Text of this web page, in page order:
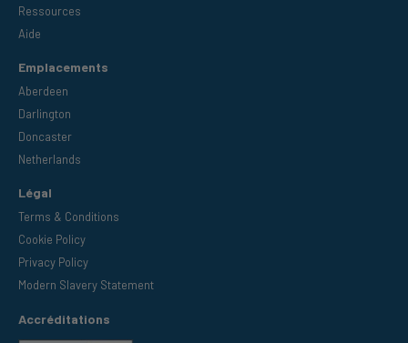
Ressources
Aide
Emplacements
Aberdeen
Darlington
Doncaster
Netherlands
Légal
Terms & Conditions
Cookie Policy
Privacy Policy
Modern Slavery Statement
Accréditations